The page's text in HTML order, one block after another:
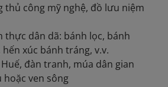
thủ công mỹ nghệ, đồ lưu niệm
thực dân dã: bánh lọc, bánh
hến xúc bánh tráng, v.v.
đàn tranh, múa dân gian
hoặc ven sông